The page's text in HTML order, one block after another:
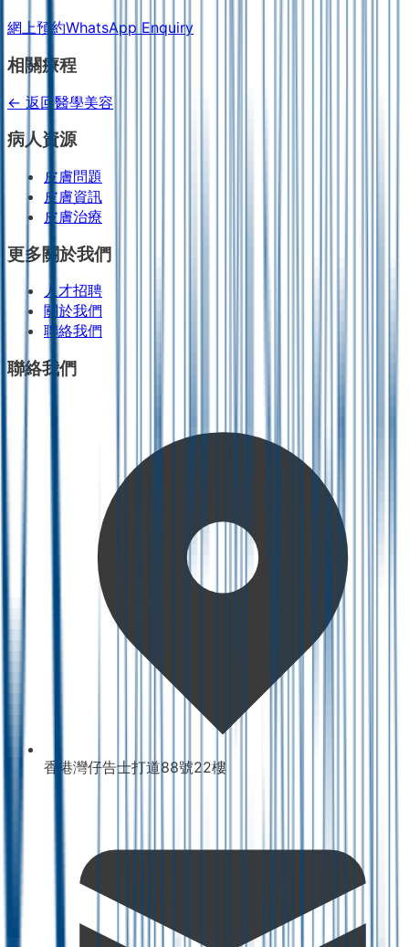
網上預約WhatsApp Enquiry
相關療程
← 返回醫學美容
病人資源
皮膚問題
皮膚資訊
皮膚治療
更多關於我們
人才招聘
關於我們
聯絡我們
聯絡我們
香港灣仔告士打道88號22樓